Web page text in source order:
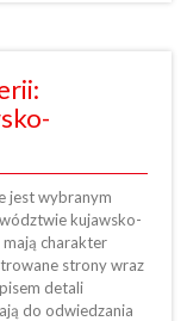
jest wybranym
kujawsko-
charakter
strony wraz
detali
do odwiedzania